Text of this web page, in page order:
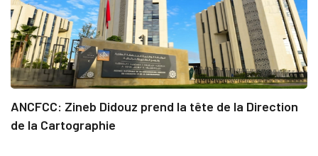
ANCFCC: Zineb Didouz prend la tête de la Direction
de la Cartographie